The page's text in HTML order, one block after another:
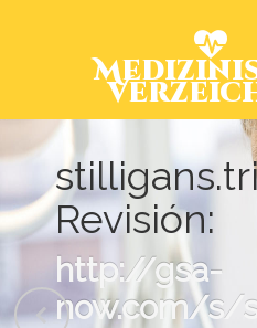
Revisión:
http://gsa-
now.com/s/